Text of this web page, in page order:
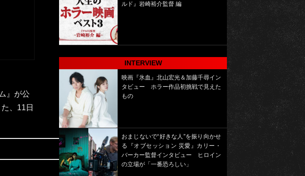
』が公
、11日
ルド』岩崎裕介監督 編
INTERVIEW
映画『氷血』北山宏光＆加藤千尋イン
タビュー ホラー作品初挑戦で見えた
もの
おまじないで“好きな人”を振り向かせ
る『オブセッション 災愛』カリー・
バーカー監督インタビュー ヒロイン
の立場が「一番恐ろしい」